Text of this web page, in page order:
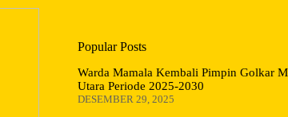
Popular Posts
Warda Mamala Kembali Pimpin Golkar
Utara Periode 2025-2030
DESEMBER 29, 2025